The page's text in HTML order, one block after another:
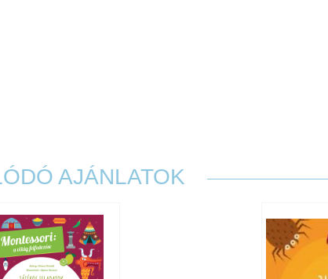
AJÁNLATOK